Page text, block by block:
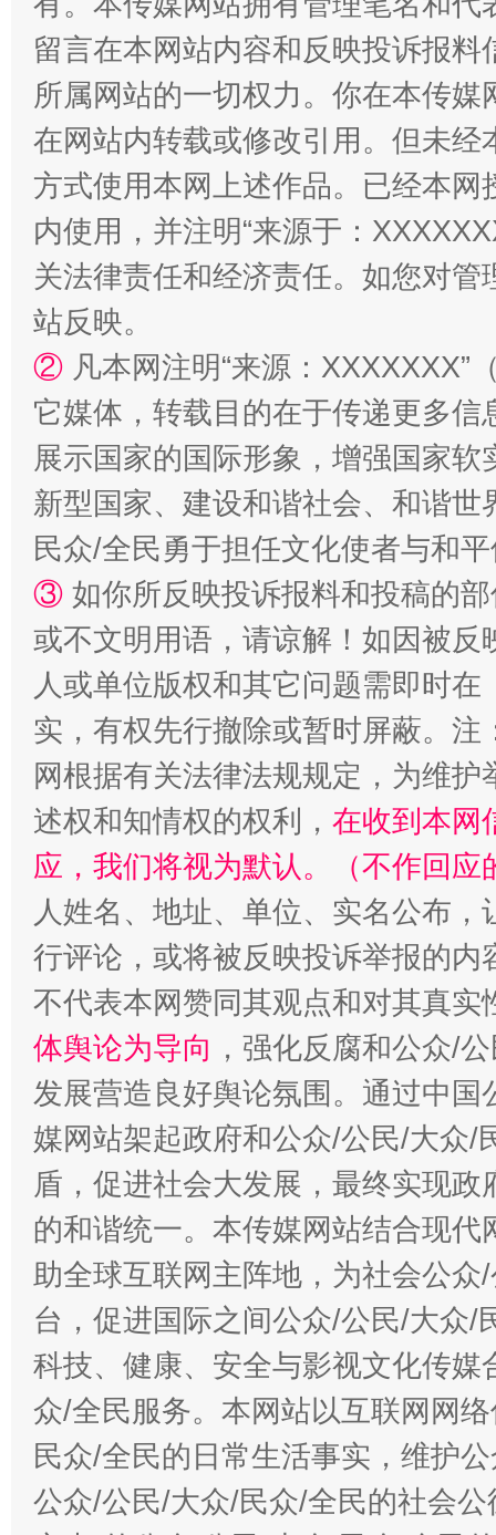
国家大学科技园优化重塑工作
“蜀中异人”王建安的艺术幻境
留言在本网站内容和反映投诉报
所属网站的一切权力。你在本传
在网站内转载或修改引用。但未
方式使用本网上述作品。已经本
内使用，并注明“来源于：
关法律责任和经济责任。如您对
站反映。
② 凡本网注明“来源：
它媒体，转载目的在于传递更多
展示国家的国际形象，增强国家
新型国家、建设和谐社会、和谐
民众/全民勇于担任文化使者与和
③ 如你所反映投诉报料和投稿的
或不文明用语，请谅解！如因被
人或单位版权和其它问题需即时在
实，有权先行撤除或暂时屏蔽。
网根据有关法律法规规定，为维
述权和知情权的权利， 在收到本网
应，我们将视为默认。（不作回应
人姓名、地址、单位、实名公布
行评论，或将被反映投诉举报的
不代表本网赞同其观点和对其真实
体舆论为导向 ，强化反腐和公众/
发展营造良好舆论氛围。通过中
媒网站架起政府和公众/公民/大众/
盾，促进社会大发展，最终实现
的和谐统一。本传媒网站结合现
助全球互联网主阵地，为社会公
台，促进国际之间公众/公民/大众/
科技、健康、安全与影视文化传
众/全民服务。本网站以互联网网
民众/全民的日常生活事实，维护
公众/公民/大众/民众/全民的社会公